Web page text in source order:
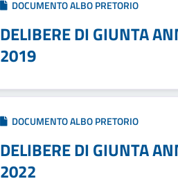
DOCUMENTO ALBO PRETORIO
DELIBERE DI GIUNTA
2019
DOCUMENTO ALBO PRETORIO
DELIBERE DI GIUNTA
2022